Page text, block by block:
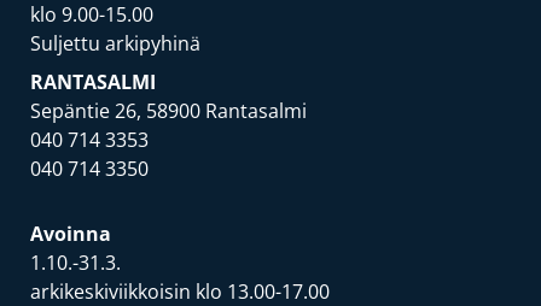
klo 9.00-15.00
Suljettu arkipyhinä
RANTASALMI
Sepäntie 26, 58900 Rantasalmi
040 714 3353
040 714 3350
Avoinna
1.10.-31.3.
arkikeskiviikkoisin klo 13.00-17.00